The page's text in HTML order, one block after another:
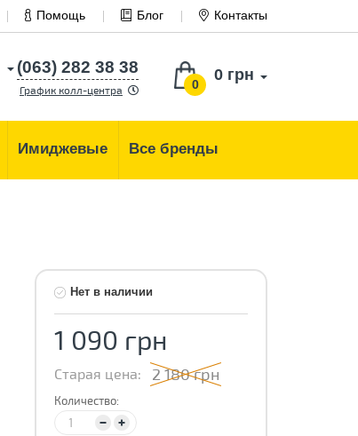
Помощь Блог Контакты
0
0 грн
(063) 282 38 38
График колл-центра
Имиджевые Все бренды
Нет в наличии
1 090 грн
Старая цена: 2 180 грн
Количество: